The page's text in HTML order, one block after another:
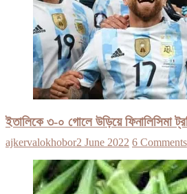
ইতালিকে ৩-০ গোলে উড়িয়ে ফিনালিসিমা
ajkervalokhobor2 June 2022 6 Comments